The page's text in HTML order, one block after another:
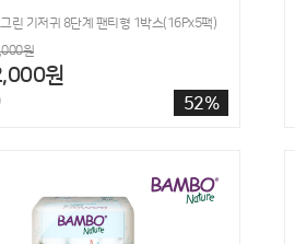
린 기저귀 8단계 팬티형 1박스(16Px5팩)
원
원
52%